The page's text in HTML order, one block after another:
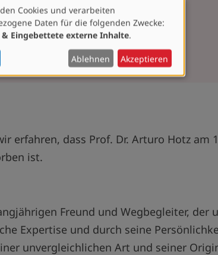
erfahren, dass Prof. Dr. Arturo Hotz am
ist.
Freund und Wegbegleiter, der
Expertise und durch seine
unvergleichlichen Art und seiner
Cookies und verarbeiten
Daten für die folgenden Zwecke:
Eingebettete externe Inhalte.
Ablehnen Akzeptieren